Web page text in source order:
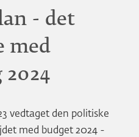
- det
med
2024
vedtaget den politiske
med budget 2024 -